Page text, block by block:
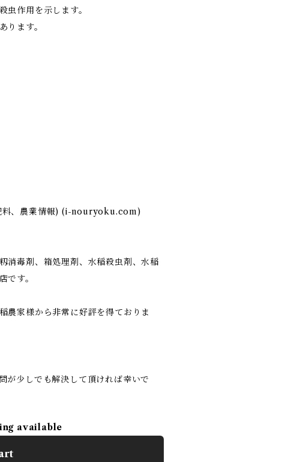
虫作用を示します。
ります。
料、農業情報) (i-nouryoku.com)
消毒剤、箱処理剤、水稲殺虫剤、水稲
です。
農家様から非常に好評を得ておりま
が少しでも解決して頂ければ幸いで
available